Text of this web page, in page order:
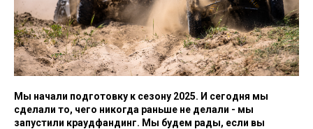
Мы начали подготовку к сезону 2025. И сегодня мы
сделали то, чего никогда раньше не делали - мы
запустили краудфандинг. Мы будем рады, если вы